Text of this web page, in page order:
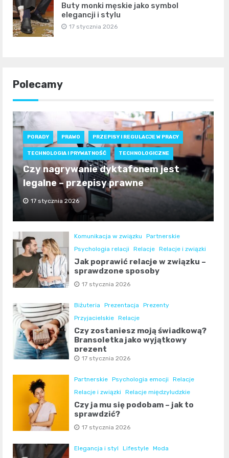
Buty monki męskie jako symbol
elegancji i stylu
17 stycznia 2026
Polecamy
PORADY PRAWO PRZEPISY I REGULACJE W PRACY
TECHNOLOGIA I PRYWATNOŚĆ TECHNOLOGICZNE
Czy nagrywanie dyktafonem jest
legalne – przepisy prawne
17 stycznia 2026
Komunikacja w związku
Partnerskie
Psychologia relacji
Relacje Relacje i związki
Jak poprawić relacje w związku –
sprawdzone sposoby
17 stycznia 2026
Biżuteria Prezentacja
Prezenty
Przyjacielskie Relacje
Czy zostaniesz moją świadkową?
Bransoletka jako wyjątkowy
prezent
17 stycznia 2026
Partnerskie Psychologia emocji
Relacje
Relacje i związki
Relacje międzyludzkie
Czy ja mu się podobam – jak to
sprawdzić?
17 stycznia 2026
Elegancja i styl Lifestyle Moda